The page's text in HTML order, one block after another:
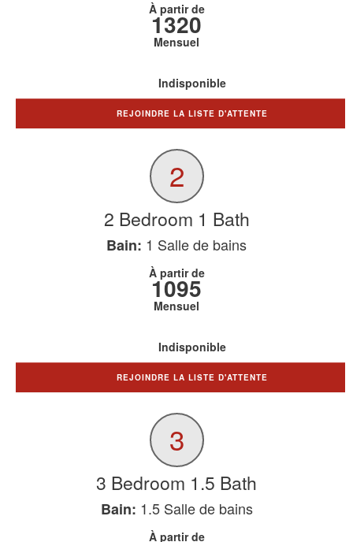
À partir de
1320
Mensuel
Indisponible
REJOINDRE LA LISTE D'ATTENTE
2
2 Bedroom 1 Bath
Bain: 1 Salle de bains
À partir de
1095
Mensuel
Indisponible
REJOINDRE LA LISTE D'ATTENTE
3
3 Bedroom 1.5 Bath
Bain: 1.5Salle de bains
À partir de